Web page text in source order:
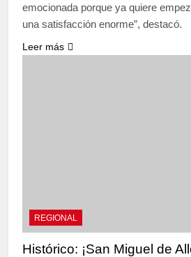
emocionada porque ya quiere
una satisfacción enorme”, destacó.
Leer más
REGIONAL
Histórico: ¡San Miguel de